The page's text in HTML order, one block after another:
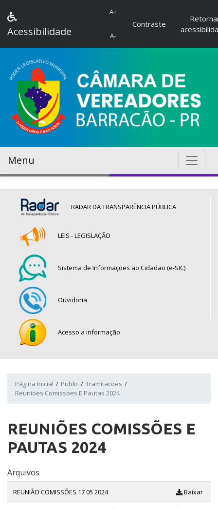
Acessibilidade
A+
A-
Contraste
Menu
RADAR DA TRANSPARÊNCIA PÚBLICA
LEIS - LEGISLAÇÃO
Sistema de Informações ao Cidadão (e-SIC)
Ouvidoria
Acesso a informação
Página Inicial Public
Tramitacoes
Reunioes Comissoes E Pautas 2024
REUNIÕES COMISSÕES E
PAUTAS 2024
Arquivos
REUNIÃO COMISSÕES 17 05 2024 Baixar